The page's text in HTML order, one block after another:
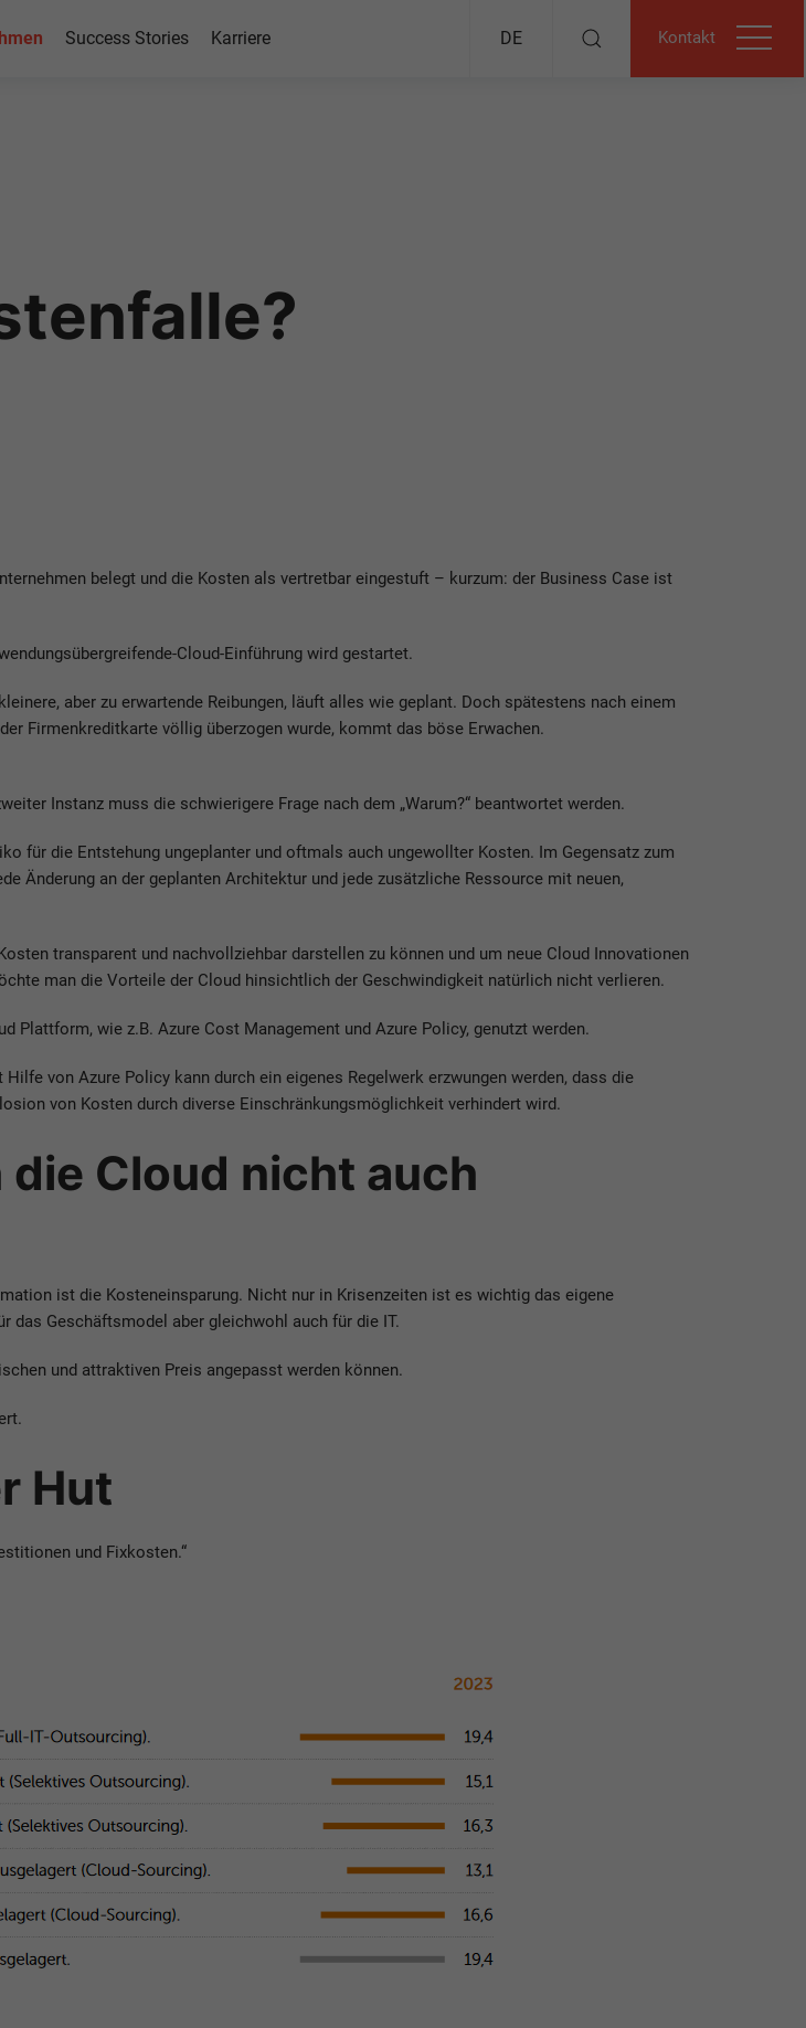
Success Stories Karriere DE Kontakt
belegt und die Kosten als vertretbar eingestuft – kurzum: der Business Case ist
Cloud-Einführung wird gestartet.
aber zu erwartende Reibungen, läuft alles wie geplant. Doch spätestens nach einem
Firmenkreditkarte völlig überzogen wurde, kommt das böse Erwachen.
Instanz muss die schwierigere Frage nach dem „Warum?“ beantwortet werden.
für die Entstehung ungeplanter und oftmals auch ungewollter Kosten. Im Gegensatz zum
Änderung an der geplanten Architektur und jede zusätzliche Ressource mit neuen,
transparent und nachvollziehbar darstellen zu können und um neue Cloud Innovationen
man die Vorteile der Cloud hinsichtlich der Geschwindigkeit natürlich nicht verlieren.
Plattform, wie z.B. Azure Cost Management und Azure Policy, genutzt werden.
von Azure Policy kann durch ein eigenes Regelwerk erzwungen werden, dass die
von Kosten durch diverse Einschränkungsmöglichkeit verhindert wird.
Cloud nicht auch
ist die Kosteneinsparung. Nicht nur in Krisenzeiten ist es wichtig das eigene
das Geschäftsmodel aber gleichwohl auch für die IT.
und attraktiven Preis angepasst werden können.
Hut
und Fixkosten.“